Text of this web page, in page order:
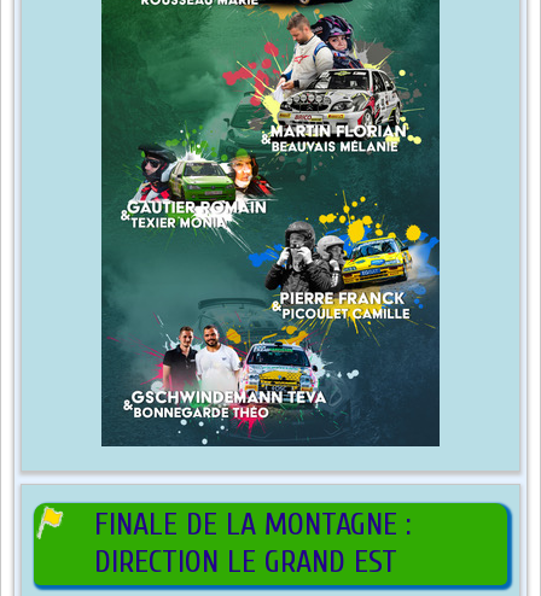
FINALE DE LA MONTAGNE :
DIRECTION LE GRAND EST